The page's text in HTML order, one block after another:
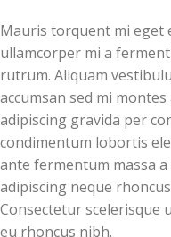
Mauris torquent mi eget
ullamcorper mi a
rutrum. Aliquam
accumsan sed mi
adipiscing gravida per
condimentum lobortis
ante fermentum massa
adipiscing neque
Consectetur scelerisque
eu rhoncus nibh.